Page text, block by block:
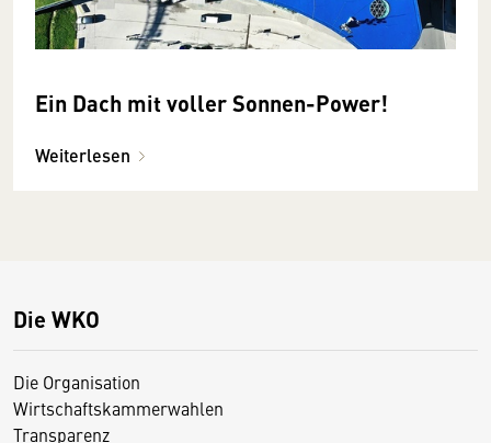
Ein Dach mit voller Sonnen-Power!
Weiterlesen
Die WKO
Die Organisation
Wirtschaftskammerwahlen
Transparenz